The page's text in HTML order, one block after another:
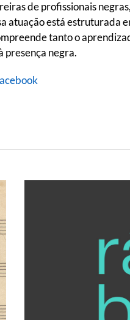
de profissionais
atuação está estruturada
tanto o
presença negra.